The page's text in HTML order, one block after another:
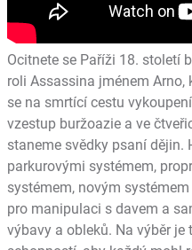
Ocitnete se Paříži 18. století
roli Assassina jménem
se na smrtící cestu
vzestup buržoazie a ve
staneme svědky psaní dějin.
parkurovými systémem,
systémem, novým
pro manipulaci s davem a
výbavy a obleků. Na výběr